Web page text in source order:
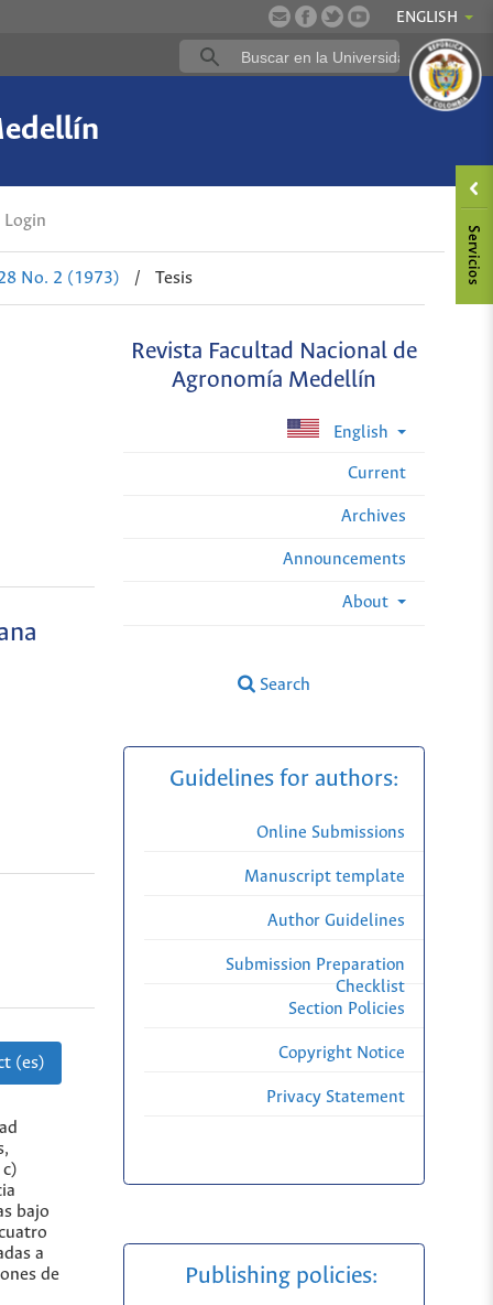
ENGLISH
Login
No. 2 (1973) / Tesis
Revista Facultad Nacional de
Agronomía Medellín
English
Current
Archives
Announcements
About
Search
(es)
bajo
a
de
Guidelines for authors:
Online Submissions
Manuscript template
Author Guidelines
Submission Preparation
Checklist
Section Policies
Copyright Notice
Privacy Statement
Publishing policies: